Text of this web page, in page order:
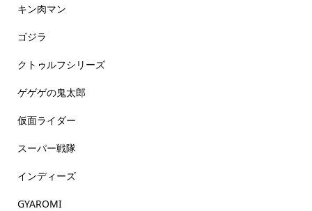
キン肉マン
ゴジラ
クトゥルフシリーズ
ゲゲゲの鬼太郎
仮面ライダー
スーパー戦隊
インディーズ
GYAROMI